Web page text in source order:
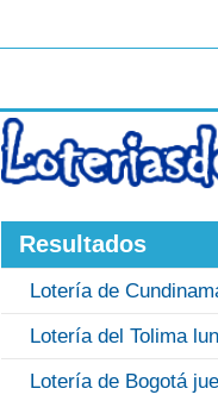
Resultados
Lotería de
Lotería del Tolima
Lotería de Bogotá